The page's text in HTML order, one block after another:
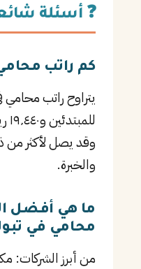
❓ أسئلة
كم راتب
وقد يصل لأكثر من
والخبرة.
ما هي أفضل
محامي في
من أبرز الشركات: